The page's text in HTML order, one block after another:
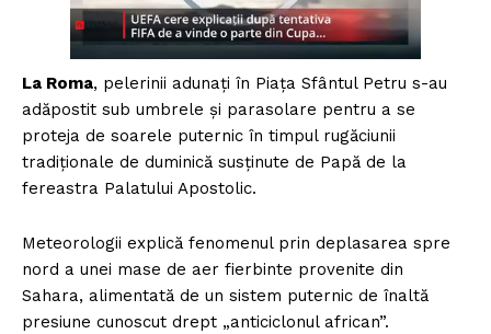
La Roma, pelerinii adunați în Piața Sfântul Petru s-au
adăpostit sub umbrele și parasolare pentru a se
proteja de soarele puternic în timpul rugăciunii
tradiționale de duminică susținute de Papă de la
fereastra Palatului Apostolic.
Meteorologii explică fenomenul prin deplasarea spre
nord a unei mase de aer fierbinte provenite din
Sahara, alimentată de un sistem puternic de înaltă
presiune cunoscut drept „anticiclonul african”.